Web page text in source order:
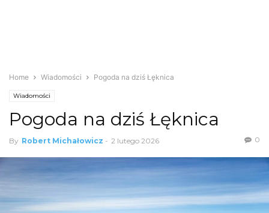
Home Wiadomości Pogoda na dziś Łęknica
Wiadomości
Pogoda na dziś Łęknica
By Robert Michałowicz - 2 lutego 2026 0